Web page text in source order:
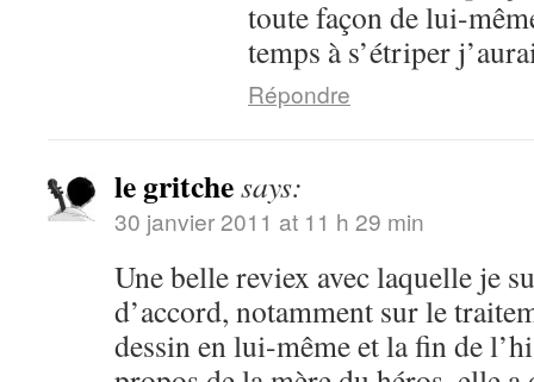
toute façon de lui-
temps à s’étriper
Répondre
le gritchesays:
30 janvier 2011 at 11 h 29 min
Une belle reviex avec laquelle je
d’accord, notamment sur le
dessin en lui-même et la fin de